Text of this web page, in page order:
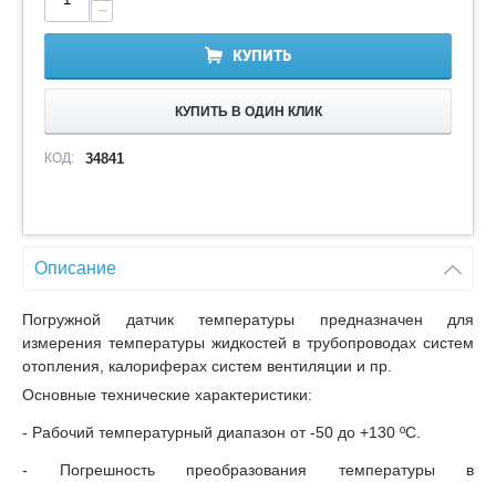
−
КУПИТЬ
КУПИТЬ В ОДИН КЛИК
КОД: 34841
Описание
Погружной датчик температуры предназначен для
измерения температуры жидкостей в трубопроводах систем
отопления, калориферах систем вентиляции и пр.
Основные технические характеристики:
- Рабочий температурный диапазон от -50 до +130 ºС.
- Погрешность преобразования температуры в